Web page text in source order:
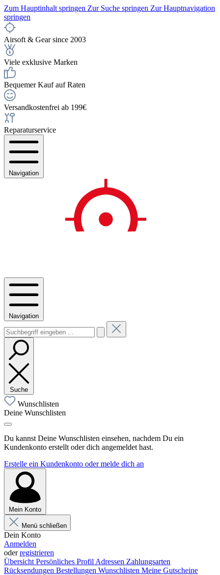
Zum Hauptinhalt springen Zur Suche springen Zur Hauptnavigation
springen
Airsoft & Gear since 2003
Viele exklusive Marken
Bequemer Kauf auf Raten
Versandkostenfrei ab 199€
Reparaturservice
Navigation
Navigation
Suche
Wunschlisten
Deine Wunschlisten
Du kannst Deine Wunschlisten einsehen, nachdem Du ein
Kundenkonto erstellt oder dich angemeldet hast.
Erstelle ein Kundenkonto oder melde dich an
Mein Konto
Menü schließen
Dein Konto
Anmelden
oderregistrieren
Übersicht Persönliches Profil Adressen Zahlungsarten
Rücksendungen Bestellungen Wunschlisten Meine Gutscheine